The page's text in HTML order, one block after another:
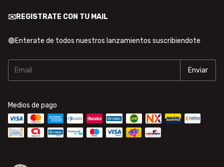
✉️REGISTRATE CON TU MAIL
🟢Enterate de todos nuestros lanzamientos suscribiendote
Medios de pago